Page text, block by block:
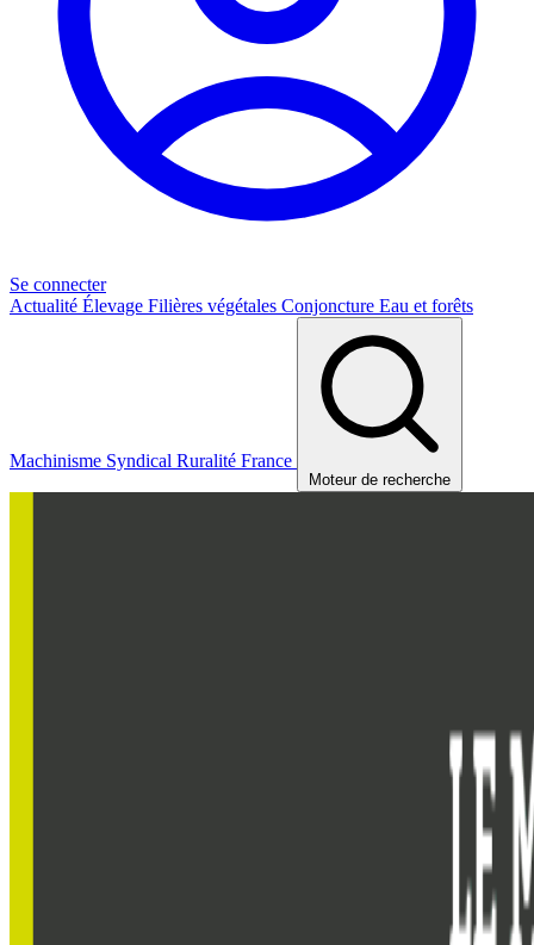
Se connecter
Actualité Élevage Filières végétales Conjoncture Eau et forêts
Machinisme Syndical Ruralité France
Moteur de recherche